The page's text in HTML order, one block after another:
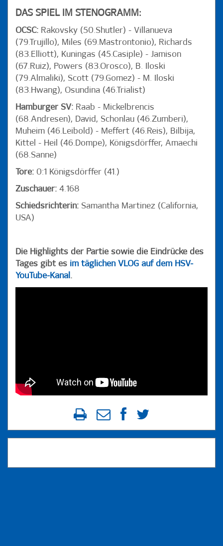
DAS SPIEL IM STENOGRAMM:
OCSC: Rakovsky (50.Shutler) - Villanueva
(79.Trujillo), Miles (69.Mastrontonio), Richards
(83.Elliott), Kuningas (45.Casiple) - Jamison
(67.Ruiz), Powers (83.Orosco), B. Iloski
(79.Almaliki), Scott (79.Gomez) - M. Iloski
(83.Hwang), Osundina (46.Trialist)
Hamburger SV: Raab - Mickelbrencis
(68.Andresen), David, Schonlau (46.Zumberi),
Muheim (46.Leibold) - Meffert (46.Reis), Bilbija,
Kittel - Heil (46.Dompe), Königsdörffer, Amaechi
(68.Sanne)
Tore: 0:1 Königsdörffer (41.)
Zuschauer: 4.168
Schiedsrichterin: Samantha Martinez (California,
USA)
Die Highlights der Partie sowie die Eindrücke des
Tages gibt es im täglichen VLOG auf dem HSV-
YouTube-Kanal .